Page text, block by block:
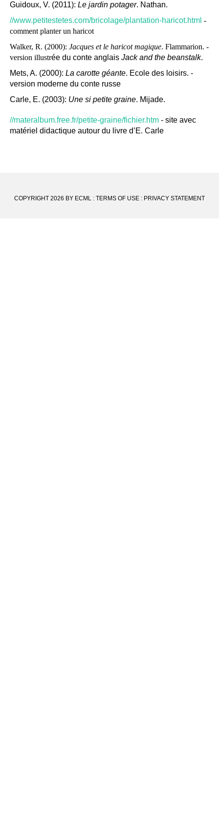
Guidoux, V. (2011): Le jardin potager. Nathan.
//www.petitestetes.com/bricolage/plantation-haricot.html -
comment planter un haricot
Walker, R. (2000): Jacques et le haricot magique. Flammarion. -
version illustrée du conte anglais Jack and the beanstalk.
Mets, A. (2000): La carotte géante. Ecole des loisirs. -
version moderne du conte russe
Carle, E. (2003): Une si petite graine. Mijade.
//materalbum.free.fr/petite-graine/fichier.htm - site avec
matériel didactique autour du livre d’E. Carle
COPYRIGHT 2026 BY ECML : TERMS OF USE : PRIVACY STATEMENT